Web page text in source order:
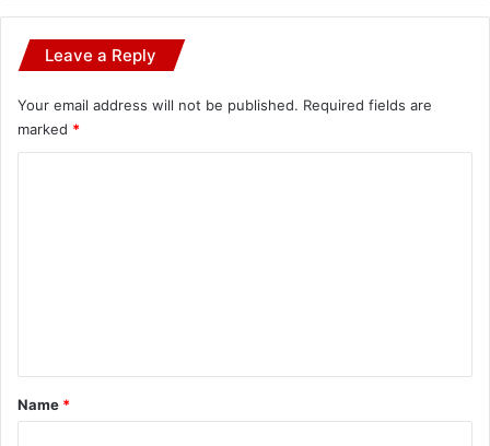
Leave a Reply
Your email address will not be published. Required fields are
marked *
*
Name *